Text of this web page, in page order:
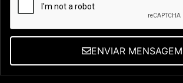
ENVIAR MENSAGEM